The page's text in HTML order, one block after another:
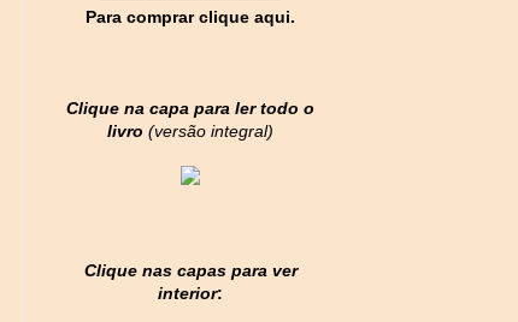
Para comprar clique aqui.
Clique na capa para ler todo o
livro (versão integral)
Clique nas capas para ver
interior: